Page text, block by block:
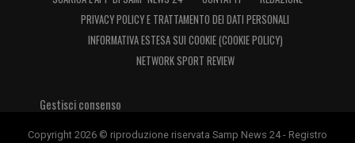
PRIVACY POLICY E TRATTAMENTO DEI DATI PERSONALI
INFORMATIVA ESTESA SUI COOKIE (COOKIE POLICY)
NETWORK SPORT REVIEW
Gestisci consenso
Copyright 2026 © riproduzione riservata Samp News 24 - Registro